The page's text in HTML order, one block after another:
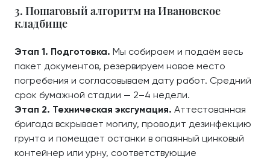
3. Пошаговый алгоритм на Ивановское
кладбище
Этап 1. Подготовка. Мы собираем и подаём весь
пакет документов, резервируем новое место
погребения и согласовываем дату работ. Средний
срок бумажной стадии — 2–4 недели.
Этап 2. Техническая эксгумация. Аттестованная
бригада вскрывает могилу, проводит дезинфекцию
грунта и помещает останки в опаянный цинковый
контейнер или урну, соответствующие